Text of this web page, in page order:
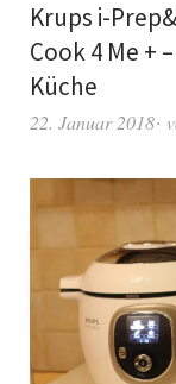
Krups i-
Cook 4 Me +
Küche
22. Januar 2018